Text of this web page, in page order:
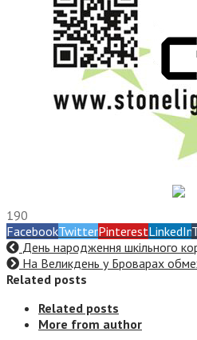
190
FacebookTwitterPinterestLinkedIn
День народження шкільного
На Великдень у Броварах
Related posts
Related posts
More from author